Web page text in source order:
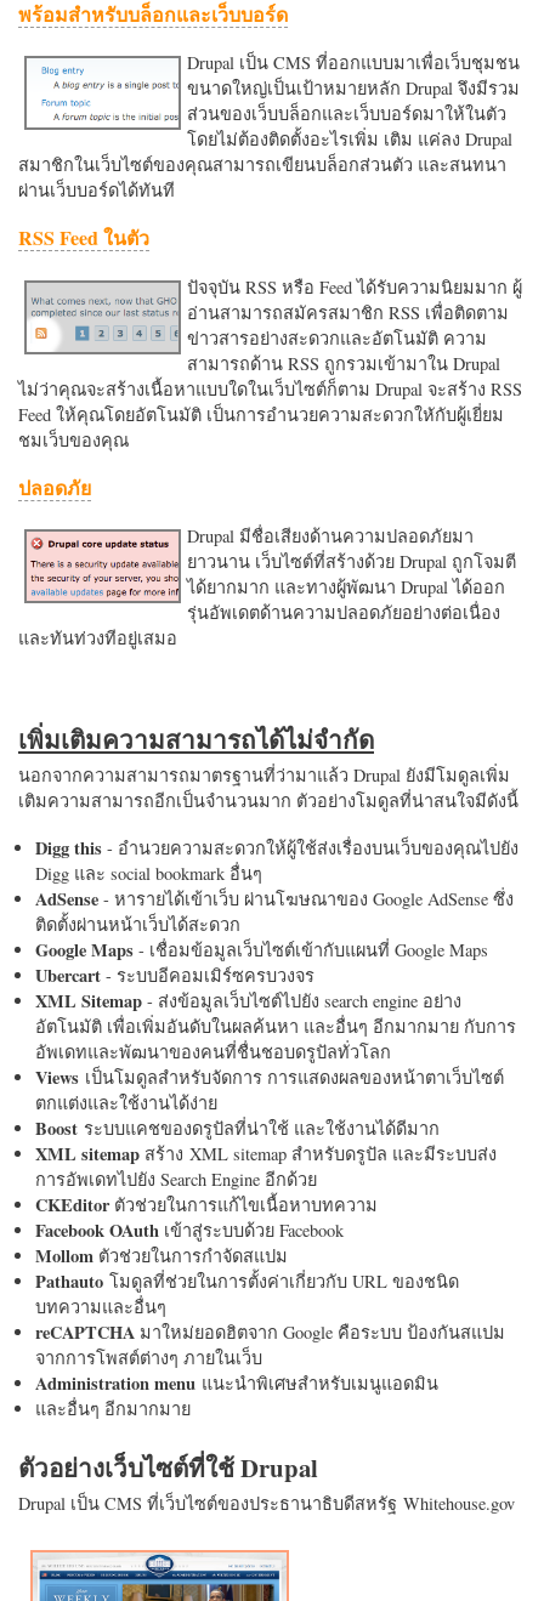
พร้อมสำหรับบล็อกและเว็บบอร์ด
Drupal เป็น CMS ที่ออกแบบมาเพื่อเว็บชุมชน
ขนาดใหญ่เป็นเป้าหมายหลัก Drupal จึงมีรวม
ส่วนของเว็บบล็อกและเว็บบอร์ดมาให้ในตัว
โดยไม่ต้องติดตั้งอะไรเพิ่ม เติม แค่ลง Drupal
สมาชิกในเว็บไซต์ของคุณสามารถเขียนบล็อกส่วนตัว และสนทนา
ผ่านเว็บบอร์ดได้ทันที
RSS Feed ในตัว
ปัจจุบัน RSS หรือ Feed ได้รับความนิยมมาก ผู้
อ่านสามารถสมัครสมาชิก RSS เพื่อติดตาม
ข่าวสารอย่างสะดวกและอัตโนมัติ ความ
สามารถด้าน RSS ถูกรวมเข้ามาใน Drupal
ไม่ว่าคุณจะสร้างเนื้อหาแบบใดในเว็บไซต์ก็ตาม Drupal จะสร้าง RSS
Feed ให้คุณโดยอัตโนมัติ เป็นการอำนวยความสะดวกใหักับผู้เยี่ยม
ชมเว็บของคุณ
ปลอดภัย
Drupal มีชื่อเสียงด้านความปลอดภัยมา
ยาวนาน เว็บไซต์ที่สร้างด้วย Drupal ถูกโจมตี
ได้ยากมาก และทางผู้พัฒนา Drupal ได้ออก
รุ่นอัพเดตด้านความปลอดภัยอย่างต่อเนื่อง
และทันท่วงทีอยู่เสมอ
เพิ่มเติมความสามารถได้ไม่จำกัด
นอกจากความสามารถมาตรฐานที่ว่ามาแล้ว Drupal ยังมีโมดูลเพิ่ม
เติมความสามารถอีกเป็นจำนวนมาก ตัวอย่างโมดูลที่น่าสนใจมีดังนี้
Digg this - อำนวยความสะดวกให้ผู้ใช้ส่งเรื่องบนเว็บของคุณไปยัง
Digg และ social bookmark อื่นๆ
AdSense - หารายได้เข้าเว็บ ผ่านโฆษณาของ Google AdSense ซึ่ง
ติดตั้งผ่านหน้าเว็บได้สะดวก
Google Maps - เชื่อมข้อมูลเว็บไซต์เข้ากับแผนที่ Google Maps
Ubercart - ระบบอีคอมเมิร์ซครบวงจร
XML Sitemap - ส่งข้อมูลเว็บไซต์ไปยัง search engine อย่าง
อัตโนมัติ เพื่อเพิ่มอันดับในผลค้นหา และอื่นๆ อีกมากมาย กับการ
อัพเดทและพัฒนาของคนที่ชื่นชอบดรูปัลทั่วโลก
Views เป็นโมดูลสำหรับจัดการ การแสดงผลของหน้าตาเว็บไซต์
ตกแต่งและใช้งานได้ง่าย
Boost ระบบแคชของดรูปัลที่น่าใช้ และใช้งานได้ดีมาก
XML sitemap สร้าง XML sitemap สำหรับดรูปัล และมีระบบส่ง
การอัพเดทไปยัง Search Engine อีกด้วย
CKEditorตัวช่วยในการแก้ไขเนื้อหาบทความ
Facebook OAuth เข้าสู่ระบบด้วย Facebook
Mollom ตัวช่วยในการกำจัดสแปม
Pathauto โมดูลที่ช่วยในการตั้งค่าเกี่ยวกับ URL ของชนิด
บทความและอื่นๆ
reCAPTCHA มาใหม่ยอดฮิตจาก Google คือระบบ ป้องกันสแปม
จากการโพสต์ต่างๆ ภายในเว็บ
Administration menu แนะนำพิเศษสำหรับเมนูแอดมิน
และอื่นๆ อีกมากมาย
ตัวอย่างเว็บไซต์ที่ใช้ Drupal
Drupal เป็น CMS ที่เว็บไซต์ของประธานาธิบดีสหรัฐ Whitehouse.gov